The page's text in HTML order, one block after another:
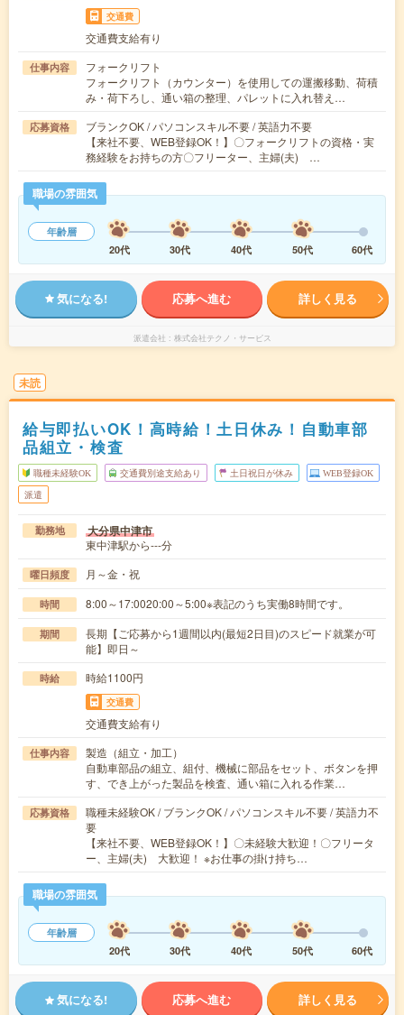
交通費
交通費支給有り
仕事内容
フォークリフト
フォークリフト（カウンター）を使用しての運搬移動、荷積
み・荷下ろし、通い箱の整理、パレットに入れ替え…
応募資格
ブランクOK / パソコンスキル不要 / 英語力不要
【来社不要、WEB登録OK！】〇フォークリフトの資格・実
務経験をお持ちの方〇フリーター、主婦(夫) …
職場の雰囲気
年齢層
20代
30代 40代 50代 60代
気になる! 応募へ進む 詳しく見る
派遣会社 株式会社テクノ・サービス
未読
給与即払いOK！高時給！土日休み！自動車部
品組立・検査
職種未経験OK 交通費別途支給あり 土日祝日が休み WEB登録OK
派遣
勤務地 大分県中津市
東中津駅から---分
曜日頻度 月～金・祝
時間 8:00～17:0020:00～5:00※表記のうち実働8時間です。
期間
長期【ご応募から1週間以内(最短2日目)のスピード就業が可
能】即日～
時給 時給1100円
交通費
交通費支給有り
仕事内容
製造（組立・加工）
自動車部品の組立、組付、機械に部品をセット、ボタンを押
す、でき上がった製品を検査、通い箱に入れる作業…
応募資格
職種未経験OK / ブランクOK / パソコンスキル不要 / 英語力不
要
【来社不要、WEB登録OK！】〇未経験大歓迎！〇フリータ
ー、主婦(夫) 大歓迎！ ※お仕事の掛け持ち…
職場の雰囲気
年齢層
20代
30代 40代 50代 60代
気になる! 応募へ進む 詳しく見る